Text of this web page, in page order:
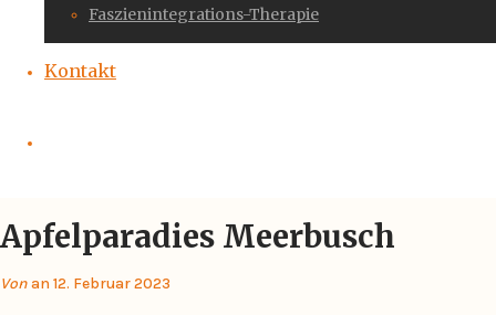
Faszienintegrations-Therapie
Kontakt
Apfelparadies Meerbusch
Vonan 12. Februar 2023